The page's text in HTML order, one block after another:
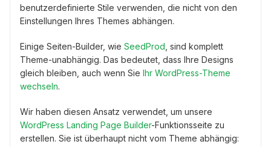
benutzerdefinierte Stile verwenden, die nicht von den
Einstellungen Ihres Themes abhängen.
Einige Seiten-Builder, wie SeedProd , sind komplett
Theme-unabhängig. Das bedeutet, dass Ihre Designs
gleich bleiben, auch wenn Sie Ihr WordPress-Theme
wechseln.
Wir haben diesen Ansatz verwendet, um unsere
WordPress Landing Page Builder-Funktionsseite zu
erstellen. Sie ist überhaupt nicht vom Theme abhängig: